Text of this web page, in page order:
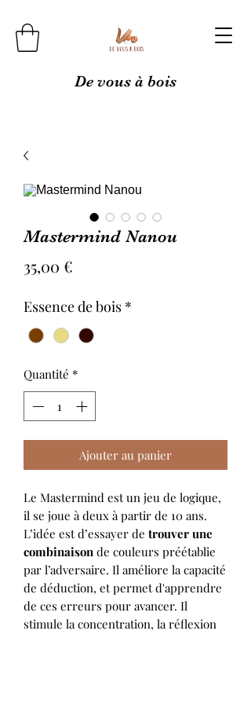
De vous à bois
Mastermind Nanou
35,00 €
Essence de bois *
Quantité *
Ajouter au panier
Le Mastermind est un jeu de logique,
il se joue à deux à partir de 10 ans.
L’idée est d’essayer de trouver une
combinaison de couleurs préétablie
par l’adversaire. Il améliore la capacité
de déduction, et permet d'apprendre
de ces erreurs pour avancer. Il
stimule la concentration, la réflexion